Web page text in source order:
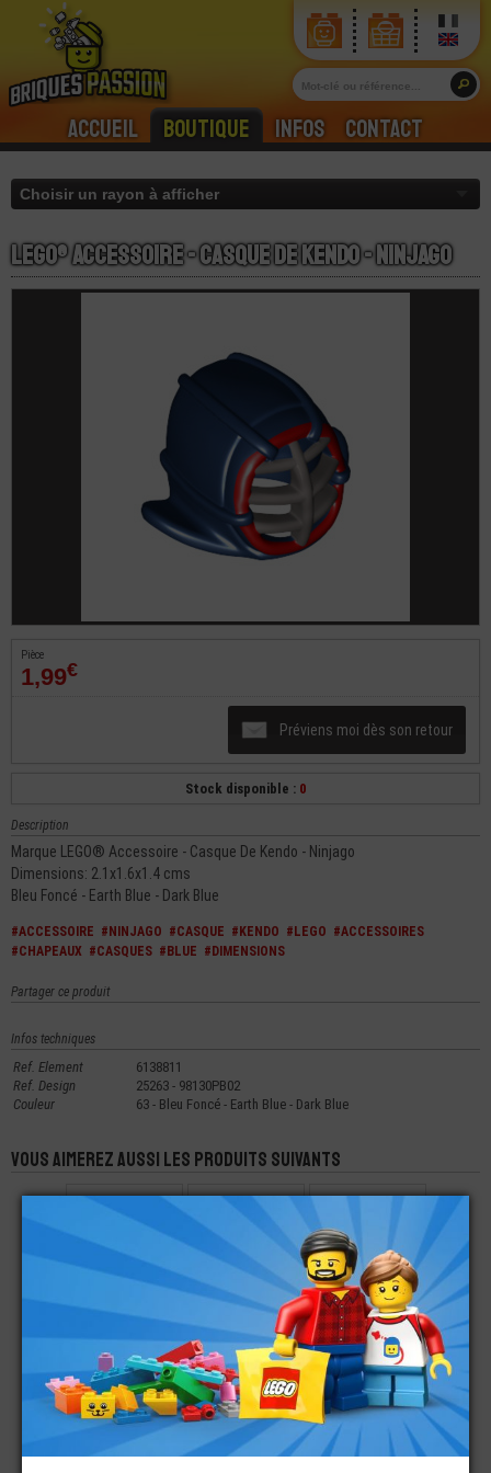
Accueil Boutique Infos Contact
LEGO® Accessoire - Casque De Kendo - Ninjago
Pièce
1,99€
Préviens moi dès son retour
Stock disponible : 0
Description
Marque LEGO® Accessoire - Casque De Kendo - Ninjago
Dimensions: 2.1x1.6x1.4 cms
Bleu Foncé - Earth Blue - Dark Blue
#ACCESSOIRE #NINJAGO #CASQUE #KENDO #LEGO #ACCESSOIRES
#CHAPEAUX #CASQUES #BLUE #DIMENSIONS
Partager ce produit
Infos techniques
Ref. Element
6138811
Ref. Design
25263 - 98130PB02
Couleur
63 - Bleu Foncé - Earth Blue - Dark Blue
Vous aimerez aussi les produits suivants
LEGO® ACCESSOIRE
MINI-FIGURINE ARME
EPEE - CHEVALIER -
0,69
LEGO® ACCESSOIRE
MINI-FIGURINE
CANOE KAYAK
5,99€
LEGO® ACCESSOIRE
VÉHICULE PARE
BRISE 6X6X2
3,49€
LEGO® ACCESSOIRE
MINI-FIGURINE
CASQUE DE MOTO
IMPRIMÉE
LEGO® ACCESSOIRE
VÉHICULE BROSSE
LAVAGE
LEGO® MAIN
FIGURINE CÔTÉ